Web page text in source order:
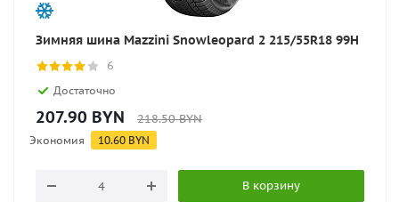
Зимняя шина Mazzini Snowleopard 2 215/55R18 99H
6
Достаточно
207.90 BYN 218.50BYN
Экономия 10.60 BYN
В корзину